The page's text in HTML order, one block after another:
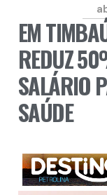
EM
REDUZ
SALÁRIO
SAÚDE